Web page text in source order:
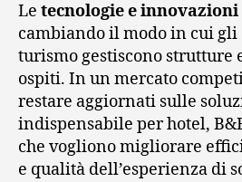
Le tecnologie e
cambiando il modo in cui
turismo gestiscono strutture
ospiti. In un mercato
restare aggiornati sulle
indispensabile per hotel,
che vogliono migliorare
e qualità dell’esperienza di